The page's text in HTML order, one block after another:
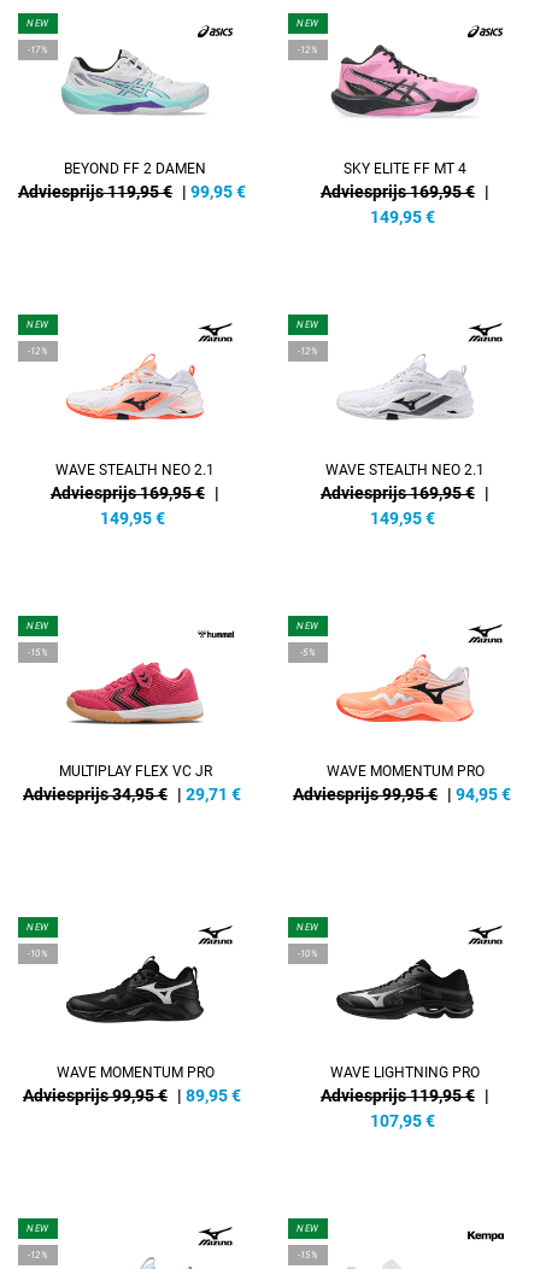
NEW
-17%
BEYOND FF 2 DAMEN
Adviesprijs 119,95 € | 99,95€
NEW
-12%
SKY ELITE FF MT 4
Adviesprijs 169,95 € |
149,95 €
NEW
-12%
WAVE STEALTH NEO 2.1
Adviesprijs 169,95 € |
149,95 €
NEW
-12%
WAVE STEALTH NEO 2.1
Adviesprijs 169,95 € |
149,95 €
NEW
-15%
MULTIPLAY FLEX VC JR
Adviesprijs 34,95 € | 29,71 €
NEW
-5%
WAVE MOMENTUM PRO
Adviesprijs 99,95 € | 94,95€
NEW
-10%
WAVE MOMENTUM PRO
Adviesprijs 99,95 € | 89,95€
NEW
-10%
WAVE LIGHTNING PRO
Adviesprijs 119,95 € |
107,95 €
NEW
-12%
NEW
-15%